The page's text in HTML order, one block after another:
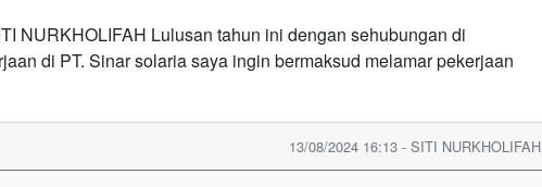
NURKHOLIFAH Lulusan tahun ini dengan sehubungan di
di PT. Sinar solaria saya ingin bermaksud melamar pekerjaan
13/08/2024 16:13 - SITI NURKHOLIFAH